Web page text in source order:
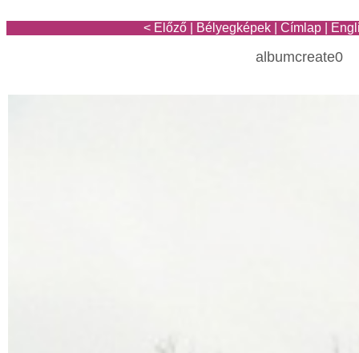
< Előző Bélyegképek Címlap
albumcreate0